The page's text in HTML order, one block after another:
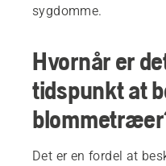
sygdomme.
Hvornår er
tidspunkt at
Det er en fordel at